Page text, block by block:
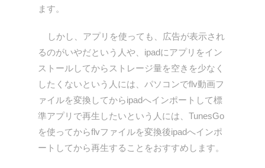
ます。
しかし、アプリを使っても、広告が表示され
るのがいやだという人や、ipadにアプリをイン
ストールしてからストレージ量を空きを少なく
したくないという人には、パソコンでflv動画フ
ァイルを変換してからipadへインポートして標
準アプリで再生したいという人には、TunesGo
を使ってからflvファイルを変換後ipadへインポ
ートしてから再生することをおすすめします。